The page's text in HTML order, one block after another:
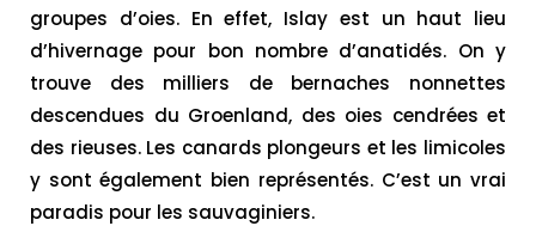
groupes d’oies. En effet, Islay est un haut lieu
d’hivernage pour bon nombre d’anatidés. On y
trouve des milliers de bernaches nonnettes
descendues du Groenland, des oies cendrées et
des rieuses. Les canards plongeurs et les limicoles
y sont également bien représentés. C’est un vrai
paradis pour les sauvaginiers.